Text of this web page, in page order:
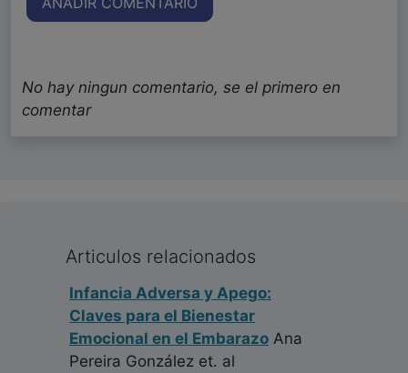
No hay ningun comentario, se el primero en
comentar
Articulos relacionados
Infancia Adversa y Apego:
Claves para el Bienestar
Emocional en el Embarazo Ana
Pereira González et. al